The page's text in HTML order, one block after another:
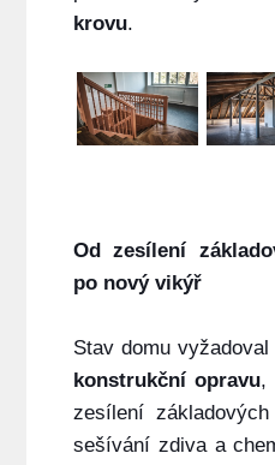
krovu.
Od zesílení
po nový vikýř
Stav domu
konstrukční opravu,
zesílení
sešívání zdiva a